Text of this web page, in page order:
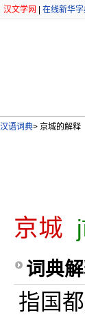
汉文学网 在线新华
汉语词典> 京城的解释
京城
词典
指国都